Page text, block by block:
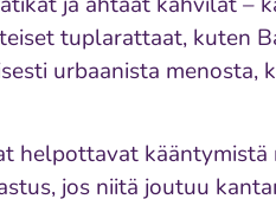
tuplarattaat, kuten
urbaanista menosta,
helpottavat kääntymistä
jos niitä joutuu